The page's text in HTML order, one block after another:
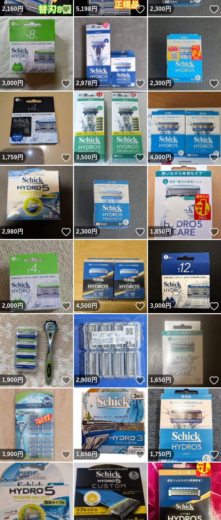
2,160円 いいね！
5,198円 いいね！
2,300円
3,000円 いいね！
2,978円 いいね！
2,300円
1,759円 いいね！
3,500円 いいね！
4,000円
2,980円 いいね！
2,300円 いいね！
1,850円
2,000円 いいね！
4,500円 いいね！
3,000円
1,900円 いいね！
2,900円 いいね！
1,650円
3,900円 いいね！
1,650円 いいね！
1,750円